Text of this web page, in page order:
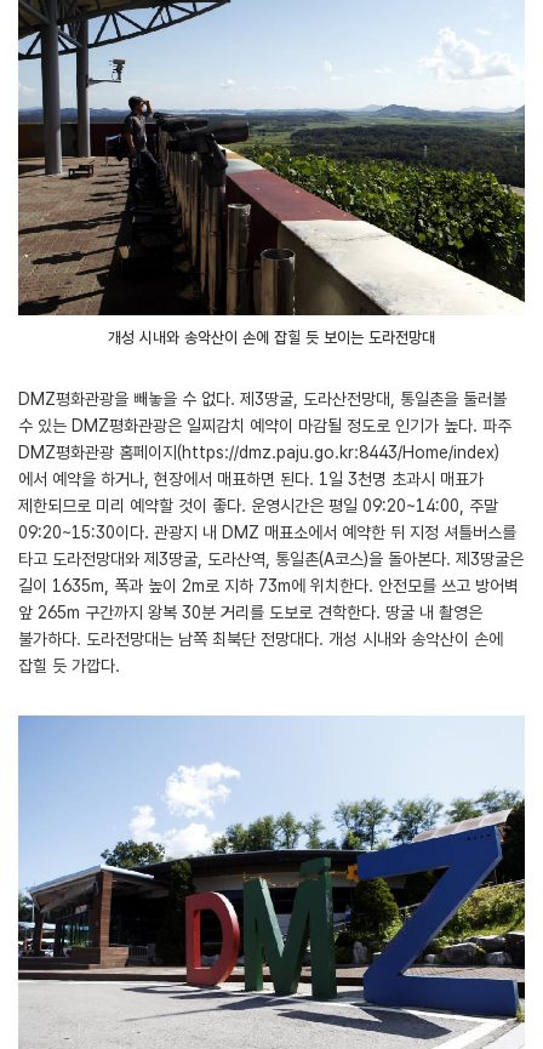
개성 시내와 송악산이 손에 잡힐 듯 보이는 도라전망대
DMZ평화관광을 빼놓을 수 없다. 제3땅굴, 도라산전망대, 통일촌을 둘러볼
수 있는 DMZ평화관광은 일찌감치 예약이 마감될 정도로 인기가 높다. 파주
DMZ평화관광 홈페이지(https://dmz.paju.go.kr:8443/Home/index)
에서 예약을 하거나, 현장에서 매표하면 된다. 1일 3천명 초과시 매표가
제한되므로 미리 예약할 것이 좋다. 운영시간은 평일 09:20~14:00, 주말
09:20~15:30이다. 관광지 내 DMZ 매표소에서 예약한 뒤 지정 셔틀버스를
타고 도라전망대와 제3땅굴, 도라산역, 통일촌(A코스)을 돌아본다. 제3땅굴은
길이 1635m, 폭과 높이 2m로 지하 73m에 위치한다. 안전모를 쓰고 방어벽
앞 265m 구간까지 왕복 30분 거리를 도보로 견학한다. 땅굴 내 촬영은
불가하다. 도라전망대는 남쪽 최북단 전망대다. 개성 시내와 송악산이 손에
잡힐 듯 가깝다.